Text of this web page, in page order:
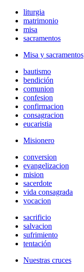
liturgia
matrimonio
misa
sacramentos
Misa y sacramentos
bautismo
bendición
comunion
confesion
confirmacion
consagracion
eucaristia
Misionero
conversion
evangelizacion
mision
sacerdote
vida consagrada
vocacion
sacrificio
salvacion
sufrimiento
tentación
Nuestras cruces